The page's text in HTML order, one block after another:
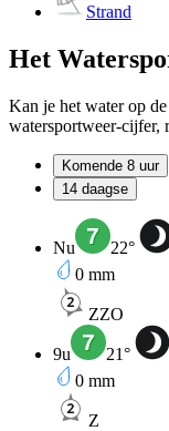
Strand
Het
Kan je het water op
watersportweer-cijfer,
Komende 8 uur
14 daagse
Nu 22°
0 mm
ZZO
9u 21°
0 mm
Z